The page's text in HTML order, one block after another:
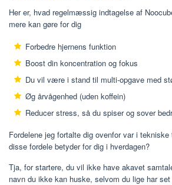
Her er, hvad regelmæssig indtagelse af
mere kan gøre for dig
Forbedre hjernens funktion
Boost din koncentration og fokus
Du vil være i stand til multi-opgave med
Øg årvågenhed (uden koffein)
Reducer stress, så du spiser og sover
Fordelene jeg fortalte dig ovenfor var i
disse fordele betyder for dig i hverdagen?
Tja, for startere, du vil ikke have akavet
navn du ikke kan huske, selvom du lige har